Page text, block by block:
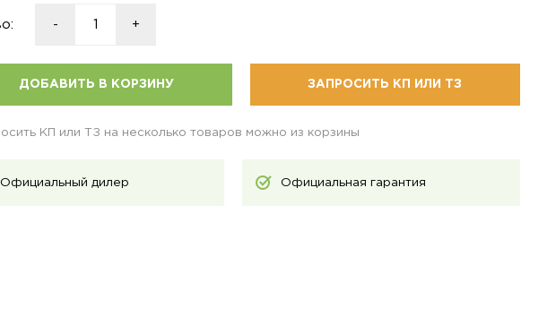
- +
ДОБАВИТЬ В КОРЗИНУ ЗАПРОСИТЬ КП ИЛИ ТЗ
КП или ТЗ на несколько товаров можно из корзины
Официальный дилер Официальная гарантия